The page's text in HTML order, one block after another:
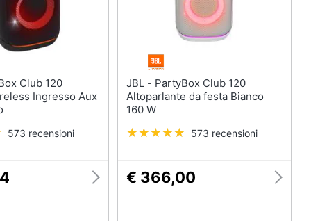
Ingresso Aux
573 recensioni
JBL - PartyBox Club 120
Altoparlante da festa Bianco
160 W
573 recensioni
€ 366,00